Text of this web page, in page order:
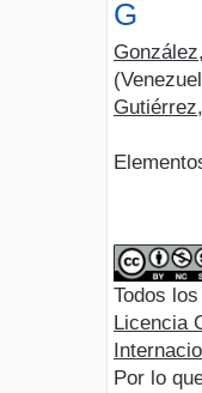
G
Todos
Licencia
Por lo